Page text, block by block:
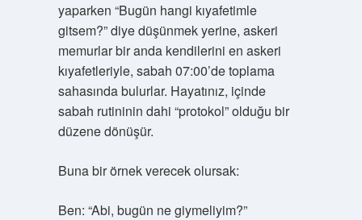
yaparken “Bugün hangi kıyafetimle
gitsem?” diye düşünmek yerine, askeri
memurlar bir anda kendilerini en askeri
kıyafetleriyle, sabah 07:00’de toplama
sahasında bulurlar. Hayatınız, içinde
sabah rutininin dahi “protokol” olduğu bir
düzene dönüşür.
Buna bir örnek verecek olursak:
Ben: “Abi, bugün ne giymeliyim?”